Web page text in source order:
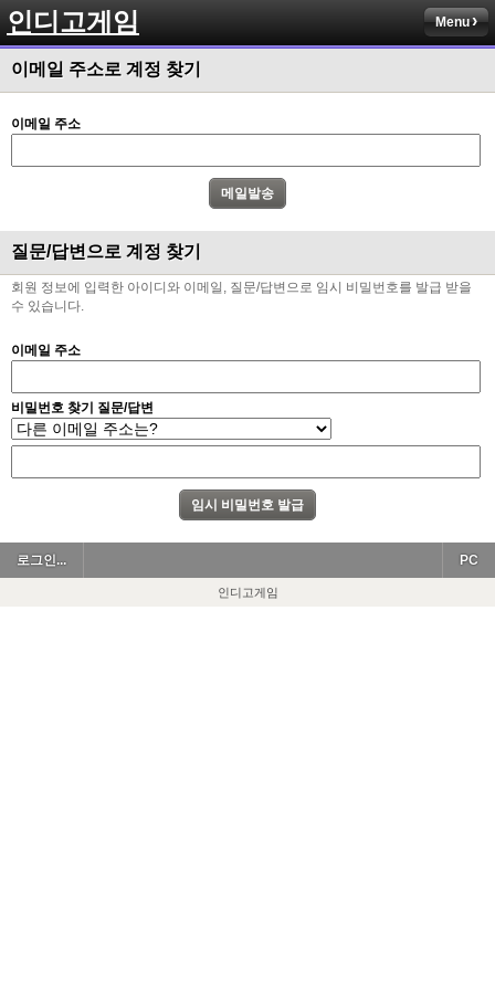
인디고게임 Menu
이메일 주소로 계정 찾기
이메일 주소
질문/답변으로 계정 찾기
회원 정보에 입력한 아이디와 이메일, 질문/답변으로 임시 비밀번호를 발급 받을
수 있습니다.
이메일 주소
비밀번호 찾기 질문/답변
로그인... PC
인디고게임